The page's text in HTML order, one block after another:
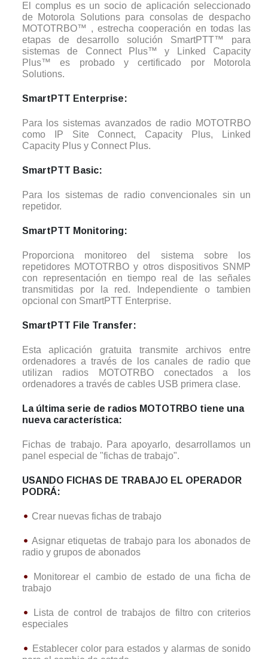
El complus es un socio de aplicación seleccionado
de Motorola Solutions para consolas de despacho
MOTOTRBO™ , estrecha cooperación en todas las
etapas de desarrollo solución SmartPTT™ para
sistemas de Connect Plus™ y Linked Capacity
Plus™ es probado y certificado por Motorola
Solutions.
SmartPTT Enterprise:
Para los sistemas avanzados de radio MOTOTRBO
como IP Site Connect, Capacity Plus, Linked
Capacity Plus y Connect Plus.
SmartPTT Basic:
Para los sistemas de radio convencionales sin un
repetidor.
SmartPTT Monitoring:
Proporciona monitoreo del sistema sobre los
repetidores MOTOTRBO y otros dispositivos SNMP
con representación en tiempo real de las señales
transmitidas por la red. Independiente o tambien
opcional con SmartPTT Enterprise.
SmartPTT File Transfer:
Esta aplicación gratuita transmite archivos entre
ordenadores a través de los canales de radio que
utilizan radios MOTOTRBO conectados a los
ordenadores a través de cables USB primera clase.
La última serie de radios MOTOTRBO tiene una
nueva característica:
Fichas de trabajo. Para apoyarlo, desarrollamos un
panel especial de "fichas de trabajo".
USANDO FICHAS DE TRABAJO EL OPERADOR
PODRÁ:
Crear nuevas fichas de trabajo
Asignar etiquetas de trabajo para los abonados de
radio y grupos de abonados
Monitorear el cambio de estado de una ficha de
trabajo
Lista de control de trabajos de filtro con criterios
especiales
Establecer color para estados y alarmas de sonido